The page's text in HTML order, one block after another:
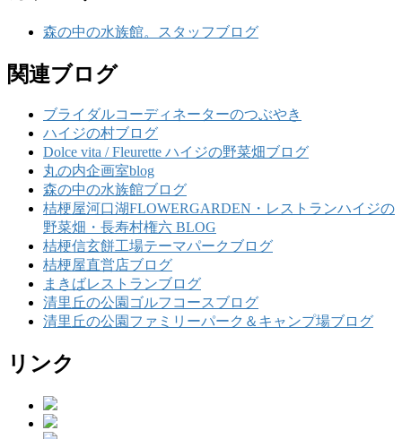
森の中の水族館。スタッフブログ
関連ブログ
ブライダルコーディネーターのつぶやき
ハイジの村ブログ
Dolce vita / Fleurette ハイジの野菜畑ブログ
丸の内企画室blog
森の中の水族館ブログ
桔梗屋河口湖FLOWERGARDEN・レストランハイジの
野菜畑・長寿村権六 BLOG
桔梗信玄餅工場テーマパークブログ
桔梗屋直営店ブログ
まきばレストランブログ
清里丘の公園ゴルフコースブログ
清里丘の公園ファミリーパーク＆キャンプ場ブログ
リンク